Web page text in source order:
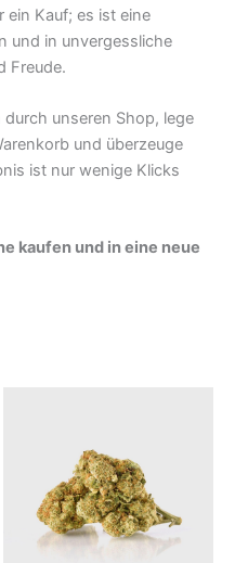
ein Kauf; es ist eine
und in unvergessliche
Freude.
unseren Shop, lege
und überzeuge
ist nur wenige Klicks
kaufen und in eine neue